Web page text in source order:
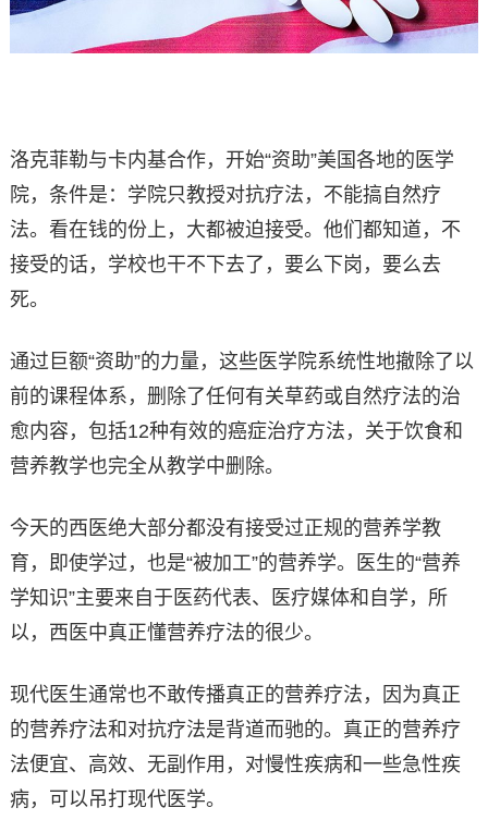
洛克菲勒与卡内基合作，开始“资助”美国各地的医学
院，条件是：学院只教授对抗疗法，不能搞自然疗
法。看在钱的份上，大都被迫接受。他们都知道，不
接受的话，学校也干不下去了，要么下岗，要么去
死。
通过巨额“资助”的力量，这些医学院系统性地撤除了以
前的课程体系，删除了任何有关草药或自然疗法的治
愈内容，包括12种有效的癌症治疗方法，关于饮食和
营养教学也完全从教学中删除。
今天的西医绝大部分都没有接受过正规的营养学教
育，即使学过，也是“被加工”的营养学。医生的“营养
学知识”主要来自于医药代表、医疗媒体和自学，所
以，西医中真正懂营养疗法的很少。
现代医生通常也不敢传播真正的营养疗法，因为真正
的营养疗法和对抗疗法是背道而驰的。真正的营养疗
法便宜、高效、无副作用，对慢性疾病和一些急性疾
病，可以吊打现代医学。